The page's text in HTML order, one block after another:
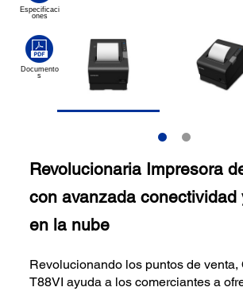
Revolucionaria Impresora
con avanzada conectividad
en la nube
Revolucionando los puntos de venta,
T88VI ayuda a los comerciantes a